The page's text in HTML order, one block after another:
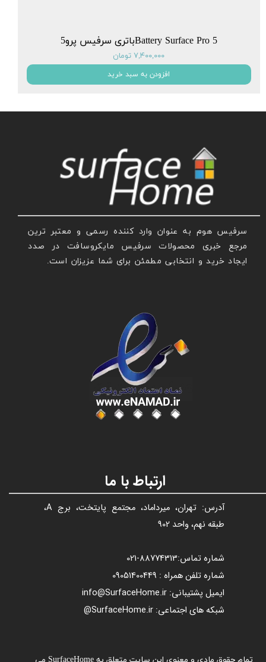
Battery Surface Pro 5باتری سرفیس پرو5
۷,۴۰۰,۰۰۰ تومان
افزودن به سبد خرید
سرفیس هوم به عنوان وارد کننده رسمی و معتبر ترین
مرجع خبری محصولات سرفیس مایکروسافت در صدد
ایجاد خرید و انتخابی مطمئن برای شما عزیزان است.
عنوان با فونت تیتر
آدرس: تهران، میرداماد، مجتمع پایتخت، برج A،
طبقه نهم، واحد 902
شماره تماس:88774313​​​​​​​
-021​​​​​​​
شماره تلفن همراه : 09051400449
ایمیل پشتیبانی: info@SurfaceHome.ir
شبکه های اجتماعی: SurfaceHome.ir@
ارتباط با ما